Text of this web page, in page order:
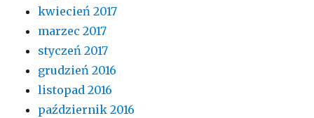
kwiecień 2017
marzec 2017
styczeń 2017
grudzień 2016
listopad 2016
październik 2016